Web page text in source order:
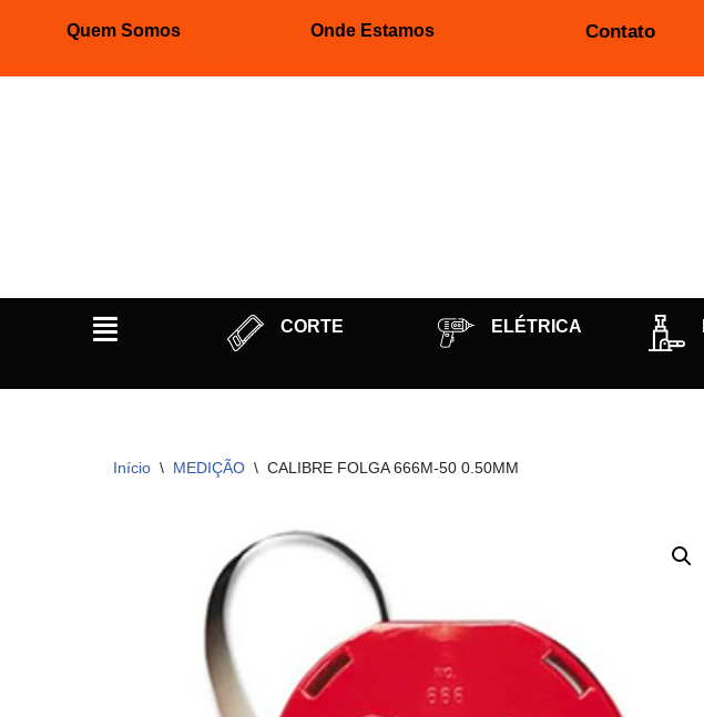
Quem Somos Onde Estamos Contato
CORTE ELÉTRICA
Início \ MEDIÇÃO \ CALIBRE FOLGA 666M-50 0.50MM